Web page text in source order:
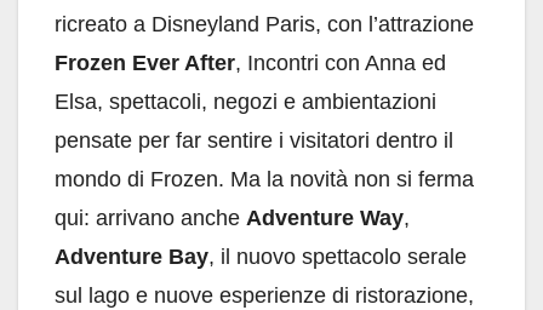
ricreato a Disneyland Paris, con l’attrazione
Frozen Ever After, Incontri con Anna ed
Elsa, spettacoli, negozi e ambientazioni
pensate per far sentire i visitatori dentro il
mondo di Frozen. Ma la novità non si ferma
qui: arrivano anche Adventure Way,
Adventure Bay, il nuovo spettacolo serale
sul lago e nuove esperienze di ristorazione,